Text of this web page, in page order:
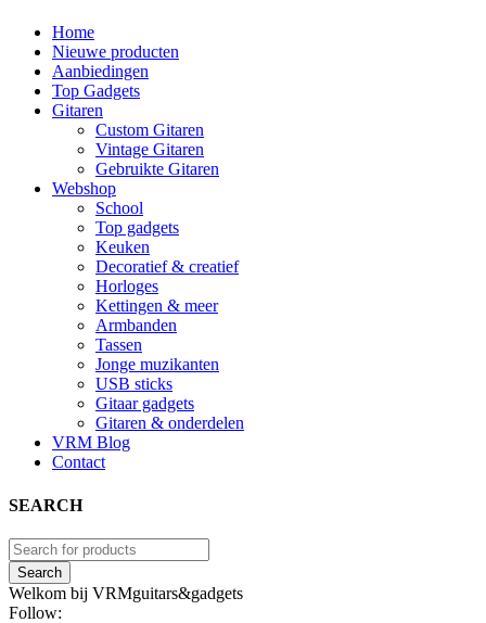
Home
Nieuwe producten
Aanbiedingen
Top Gadgets
Gitaren
Custom Gitaren
Vintage Gitaren
Gebruikte Gitaren
Webshop
School
Top gadgets
Keuken
Decoratief & creatief
Horloges
Kettingen & meer
Armbanden
Tassen
Jonge muzikanten
USB sticks
Gitaar gadgets
Gitaren & onderdelen
VRM Blog
Contact
SEARCH
Welkom bij VRMguitars&gadgets
Follow: